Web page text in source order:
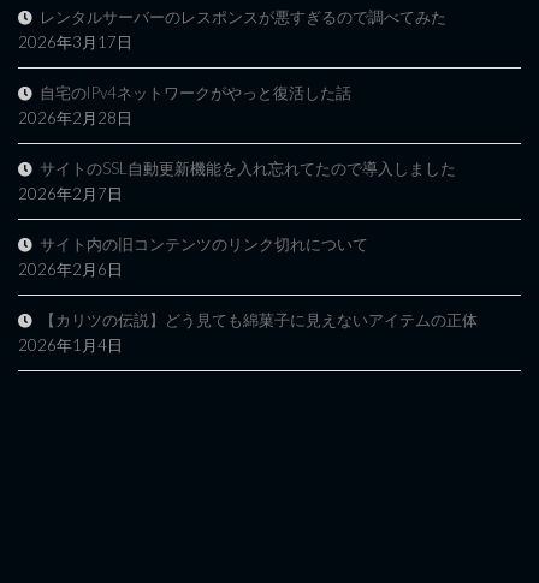
レンタルサーバーのレスポンスが悪すぎるので調べてみた
2026年3月17日
自宅のIPv4ネットワークがやっと復活した話
2026年2月28日
サイトのSSL自動更新機能を入れ忘れてたので導入しました
2026年2月7日
サイト内の旧コンテンツのリンク切れについて
2026年2月6日
【カリツの伝説】どう見ても綿菓子に見えないアイテムの正体
2026年1月4日